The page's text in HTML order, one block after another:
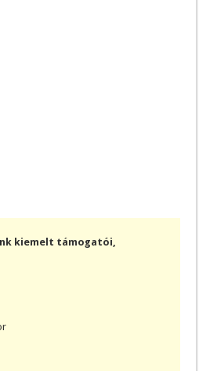
kiemelt támogatói,